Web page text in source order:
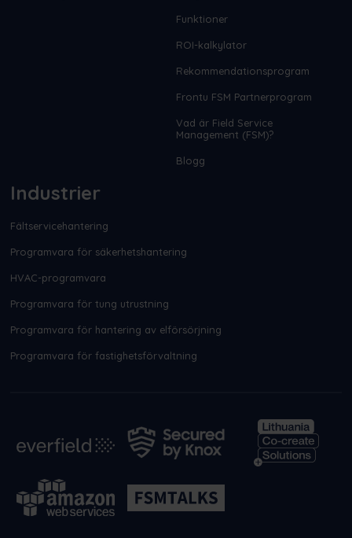
Funktioner
ROI-kalkylator
Rekommendationsprogram
Frontu FSM Partnerprogram
Vad är Field Service
Management (FSM)?
Blogg
Industrier
Fältservicehantering
Programvara för säkerhetshantering
HVAC-programvara
Programvara för tung utrustning
Programvara för hantering av elförsörjning
Programvara för fastighetsförvaltning